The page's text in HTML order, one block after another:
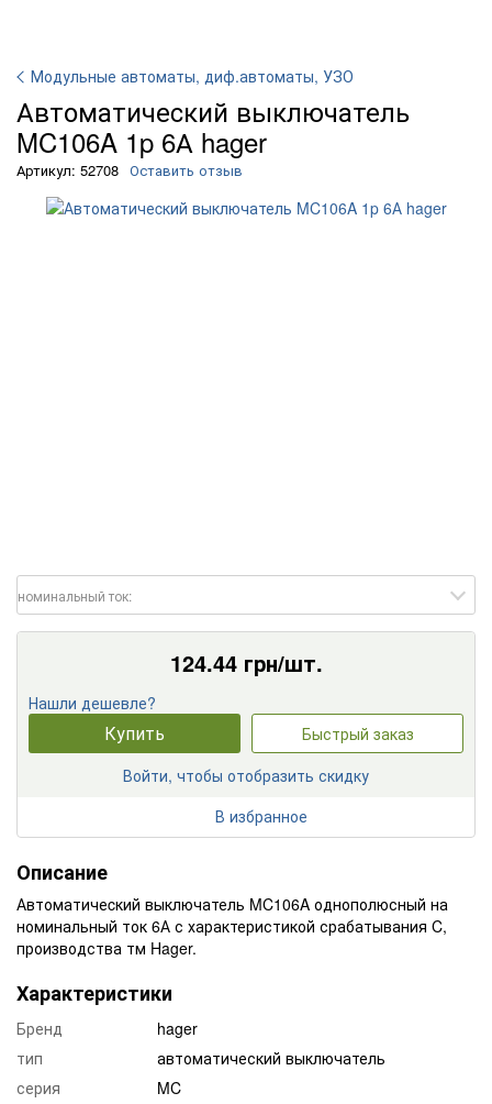
Модульные автоматы, диф.автоматы, УЗО
Автоматичеcкий выключатель
MC106A 1p 6А hager
Артикул: 52708 Оставить отзыв
номинальный ток:
124.44грн/шт.
Нашли дешевле?
Купить
Быстрый заказ
Войти, чтобы отобразить скидку
В избранное
Описание
Автоматичеcкий выключатель MC106A однополюсный на
номинальный ток 6А с характеристикой срабатывания C,
производства тм Hager.
Характеристики
Бренд
hager
тип
автоматический выключатель
серия
MC